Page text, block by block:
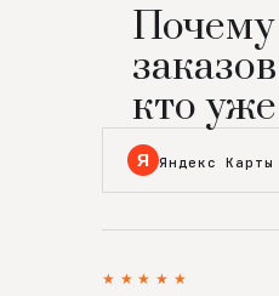
кто
Я Яндекс Карты
★★★★★